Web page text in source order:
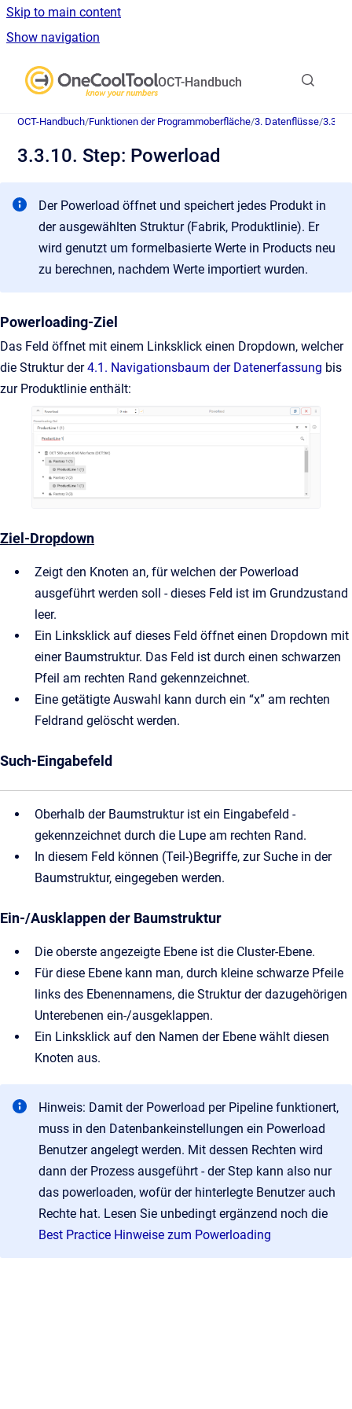
Skip to main content
Show navigation
OCT-Handbuch
OCT-Handbuch/Funktionen der Programmoberfläche/3. Datenflüsse/3.3.
3.3.10. Step: Powerload
Der Powerload öffnet und speichert jedes Produkt in
der ausgewählten Struktur (Fabrik, Produktlinie). Er
wird genutzt um formelbasierte Werte in Products neu
zu berechnen, nachdem Werte importiert wurden.
Powerloading-Ziel
Das Feld öffnet mit einem Linksklick einen Dropdown, welcher
die Struktur der4.1. Navigationsbaum der Datenerfassung bis
zur Produktlinie enthält:
Ziel-Dropdown
Zeigt den Knoten an, für welchen der Powerload
ausgeführt werden soll - dieses Feld ist im Grundzustand
leer.
Ein Linksklick auf dieses Feld öffnet einen Dropdown mit
einer Baumstruktur. Das Feld ist durch einen schwarzen
Pfeil am rechten Rand gekennzeichnet.
Eine getätigte Auswahl kann durch ein “x” am rechten
Feldrand gelöscht werden.
Such-Eingabefeld
Oberhalb der Baumstruktur ist ein Eingabefeld -
gekennzeichnet durch die Lupe am rechten Rand.
In diesem Feld können (Teil-)Begriffe, zur Suche in der
Baumstruktur, eingegeben werden.
Ein-/Ausklappen der Baumstruktur
Die oberste angezeigte Ebene ist die Cluster-Ebene.
Für diese Ebene kann man, durch kleine schwarze Pfeile
links des Ebenennamens, die Struktur der dazugehörigen
Unterebenen ein-/ausgeklappen.
Ein Linksklick auf den Namen der Ebene wählt diesen
Knoten aus.
Hinweis: Damit der Powerload per Pipeline funktionert,
muss in den Datenbankeinstellungen ein Powerload
Benutzer angelegt werden. Mit dessen Rechten wird
dann der Prozess ausgeführt - der Step kann also nur
das powerloaden, wofür der hinterlegte Benutzer auch
Rechte hat. Lesen Sie unbedingt ergänzend noch die
Best Practice Hinweise zum Powerloading